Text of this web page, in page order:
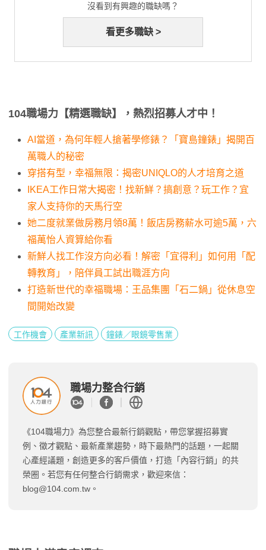
沒看到有興趣的職缺嗎？
看更多職缺 >
104職場力【精選職缺】，熱烈招募人才中！
AI當道，為何年輕人搶著學修錶？「寶島鐘錶」揭開百
萬職人的秘密
穿搭有型，幸福無限：揭密UNIQLO的人才培育之道
IKEA工作日常大揭密！找新鮮？搞創意？玩工作？宜
家人支持你的天馬行空
她二度就業做房務月領8萬！飯店房務薪水可逾5萬，六
福萬怡人資算給你看
新鮮人找工作沒方向必看！解密「宜得利」如何用「配
轉教育」，陪伴員工試出職涯方向
打造新世代的幸福職場：王品集團「石二鍋」從休息空
間開始改變
工作機會 產業新訊 鐘錶／眼鏡零售業
職場力整合行銷
《104職場力》為您整合最新行銷觀點，帶您掌握招募實
例、徵才觀點、最新產業趨勢，時下最熱門的話題，一起關
心產經議題，創造更多的客戶價值，打造「內容行銷」的共
榮圈。若您有任何整合行銷需求，歡迎來信：
blog@104.com.tw 。